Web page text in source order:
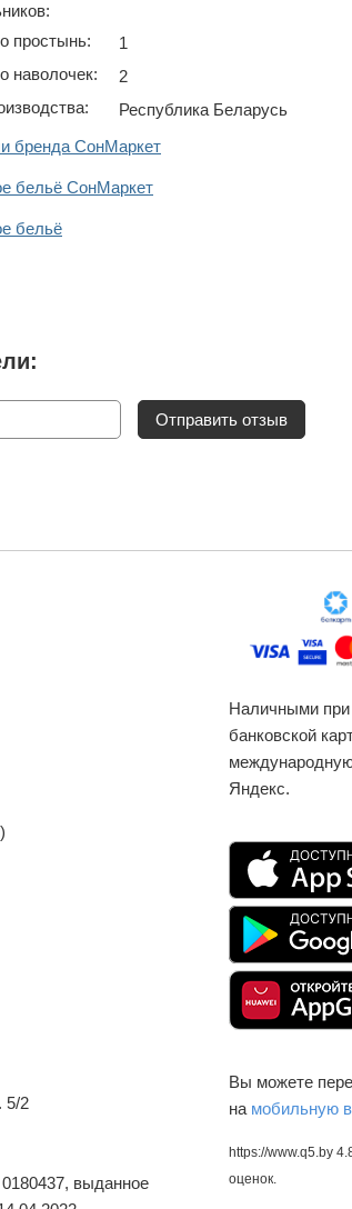
простынь:
1
наволочек:
2
Республика Беларусь
бренда СонМаркет
бельё СонМаркет
бельё
Отправить отзыв
5/2
выданное
Наличными при
банковской
Яндекс.
Вы можете
на мобильную
https://www.q5.by
оценок.